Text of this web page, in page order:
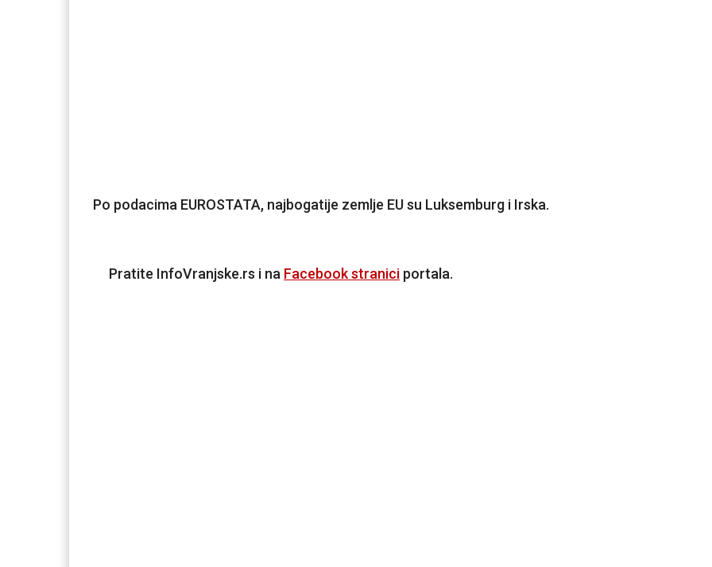
Po podacima EUROSTATA, najbogatije zemlje EU su Luksemburg i Irska.
Pratite InfoVranjske.rs i na Facebook stranici portala.